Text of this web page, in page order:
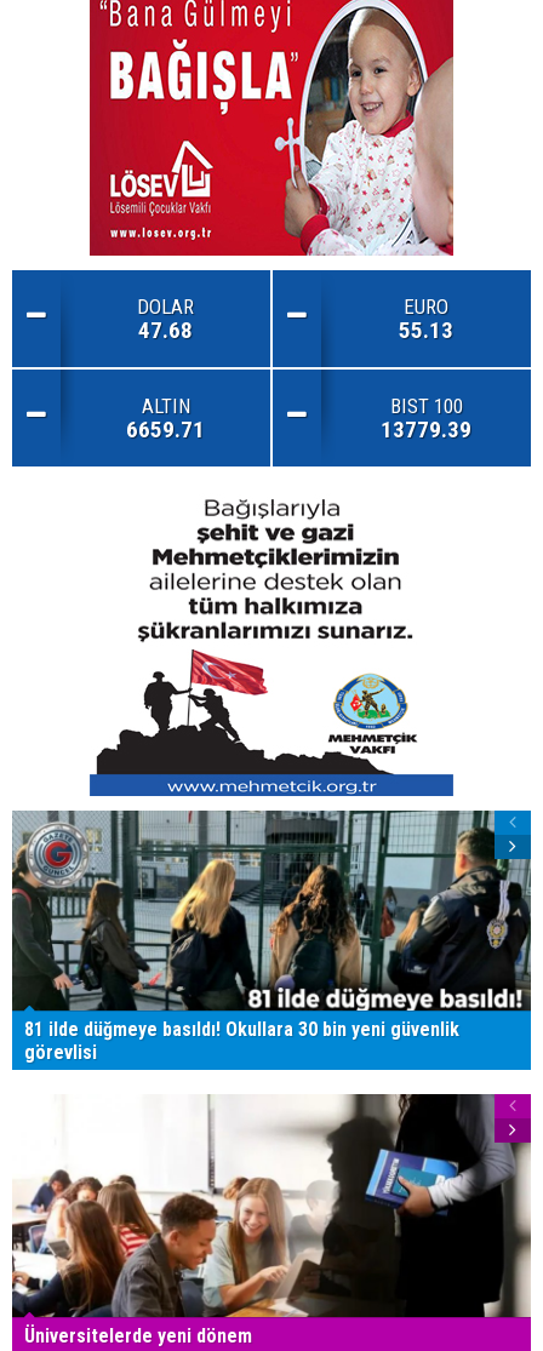
DOLAR
47.68
EURO
55.13
ALTIN
6659.71
BIST 100
13779.39
81 ilde düğmeye basıldı! Okullara 30 bin yeni güvenlik
görevlisi
Üniversitelerde yeni dönem